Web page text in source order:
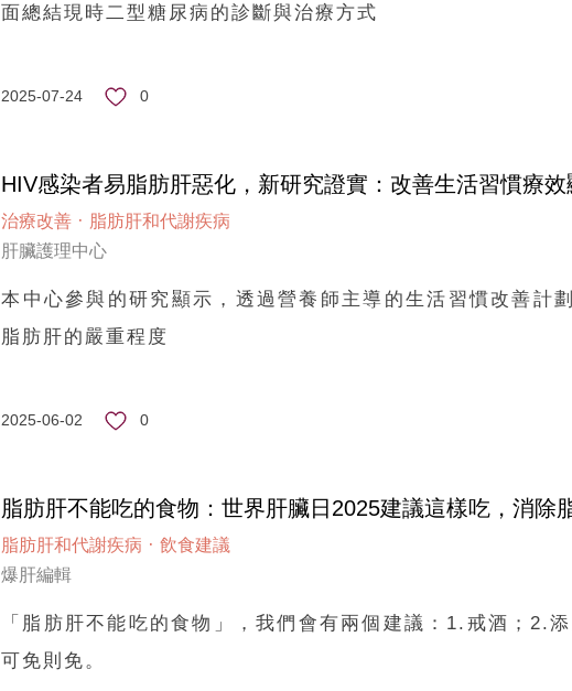
面總結現時二型糖尿病的診斷與治療方式
2025-07-24 0
HIV感染者易脂肪肝惡化，新研究證實：改善生活習慣療效
治療改善 · 脂肪肝和代謝疾病
肝臟護理中心
本中心參與的研究顯示，透過營養師主導的生活習慣改善計
脂肪肝的嚴重程度
2025-06-02 0
脂肪肝不能吃的食物：世界肝臟日2025建議這樣吃，消除
脂肪肝和代謝疾病 ·飲食建議
爆肝編輯
「脂肪肝不能吃的食物」，我們會有兩個建議：1.戒酒；2.
可免則免。